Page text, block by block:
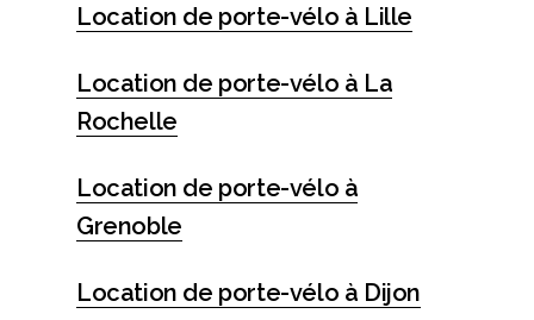
Location de porte-vélo à Lille
Location de porte-vélo à La
Rochelle
Location de porte-vélo à
Grenoble
Location de porte-vélo à Dijon